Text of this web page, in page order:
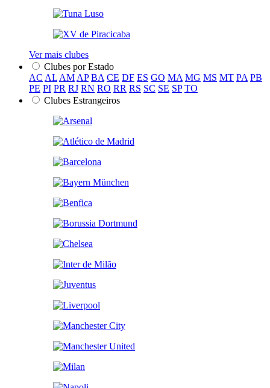
Ver mais clubes
Clubes por Estado
AC AL AM AP BA CE DF ES GO MA MG MS MT PA PB
PE PI PR RJ RN RO RR RS SC SE SP TO
Clubes Estrangeiros